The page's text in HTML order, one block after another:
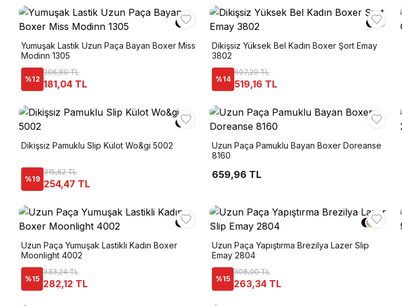
Yumuşak Lastik Uzun Paça Bayan Boxer Miss
Modinn 1305
%12
206,80 TL
181,04 TL
Dikişsiz Yüksek Bel Kadın Boxer Şort Emay
3802
%14
607,20 TL
519,16 TL
Dikişsiz Pamuklu Slip Külot Wo&gi 5002
%19
315,62 TL
254,47 TL
Uzun Paça Pamuklu Bayan Boxer Doreanse
8160
659,96 TL
Uzun Paça Yumuşak Lastikli Kadın Boxer
Moonlight 4002
%15
333,24 TL
282,12 TL
+
Uzun Paça Yapıştırma Brezilya Lazer Slip
Emay 2804
%15
308,00 TL
263,34 TL